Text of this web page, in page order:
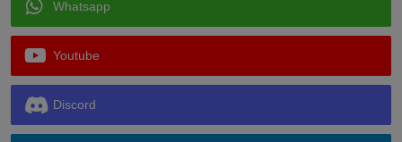
Whatsapp
Youtube
Discord